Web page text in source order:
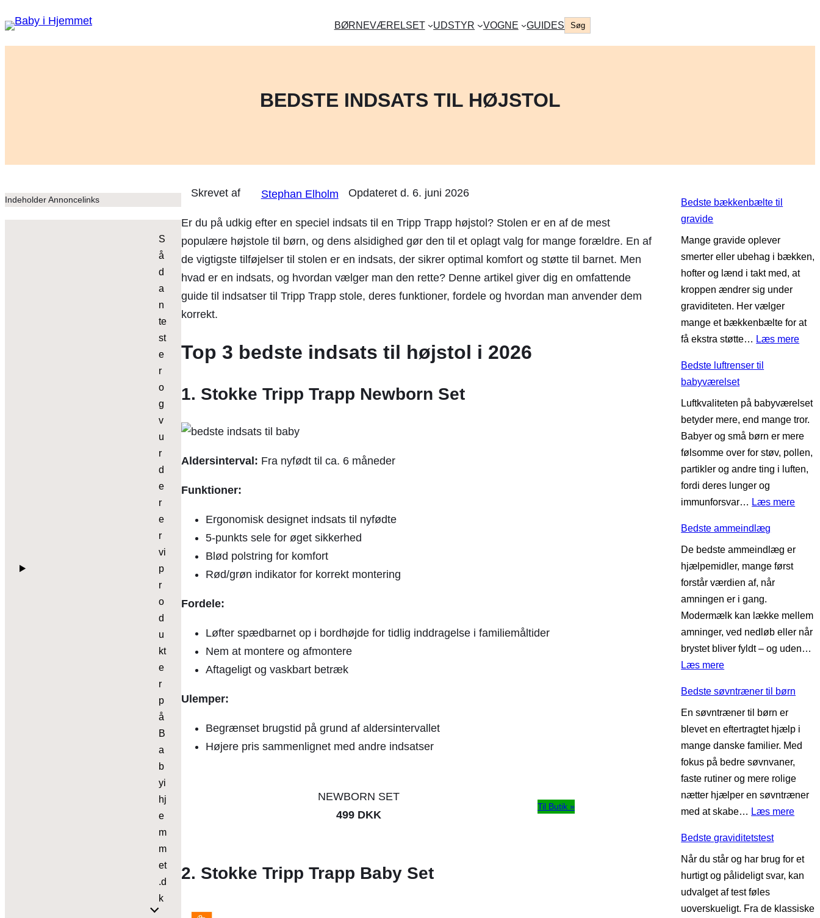
BØRNEVÆRELSET UDSTYR VOGNE GUIDES Søg
Søg
BEDSTE INDSATS TIL HØJSTOL
Indeholder Annoncelinks
S
å
d
a
n
te
st
e
r
o
g
v
u
r
d
e
r
e
r
vi
p
r
o
d
u
kt
e
r
p
å
B
a
b
yi
hj
e
m
m
et
.d
k
Stephan Elholm Opdateret d. 6. juni 2026
Er du på udkig efter en speciel indsats til en Tripp Trapp højstol? Stolen er en af de mest
populære højstole til børn, og dens alsidighed gør den til et oplagt valg for mange forældre. En af
de vigtigste tilføjelser til stolen er en indsats, der sikrer optimal komfort og støtte til barnet. Men
hvad er en indsats, og hvordan vælger man den rette? Denne artikel giver dig en omfattende
guide til indsatser til Tripp Trapp stole, deres funktioner, fordele og hvordan man anvender dem
korrekt.
Top 3 bedste indsats til højstol i 2026
1. Stokke Tripp Trapp Newborn Set
Aldersinterval: Fra nyfødt til ca. 6 måneder
Funktioner:
Ergonomisk designet indsats til nyfødte
5-punkts sele for øget sikkerhed
Blød polstring for komfort
Rød/grøn indikator for korrekt montering
Fordele:
Løfter spædbarnet op i bordhøjde for tidlig inddragelse i familiemåltider
Nem at montere og afmontere
Aftageligt og vaskbart betræk
Ulemper:
Begrænset brugstid på grund af aldersintervallet
Højere pris sammenlignet med andre indsatser
NEWBORN SET
499 DKK
Til Butik »
2. Stokke Tripp Trapp Baby Set
Bedste bækkenbælte til
gravide
Mange gravide oplever
smerter eller ubehag i bækken,
hofter og lænd i takt med, at
kroppen ændrer sig under
graviditeten. Her vælger
mange et bækkenbælte for at
få ekstra støtte… Læs mere:
s
t
e
b
æ
e
t
i
v
i
Bedste luftrenser til
babyværelset
Luftkvaliteten på babyværelset
betyder mere, end mange tror.
Babyer og små børn er mere
følsomme over for støv, pollen,
partikler og andre ting i luften,
fordi deres lunger og
immunforsvar… Læs mere:
d
l
u
f
e
s
e
t
i
l
b
y
æ
Bedste ammeindlæg
De bedste ammeindlæg er
hjælpemidler, mange først
forstår værdien af, når
amningen er i gang.
Modermælk kan lække mellem
amninger, ved nedløb eller når
brystet bliver fyldt – og uden…
Læs mere:
e
d
s
t
e
a
m
m
i
n
d
l
æ
Bedste søvntræner til børn
En søvntræner til børn er
blevet en eftertragtet hjælp i
mange danske familier. Med
fokus på bedre søvnvaner,
faste rutiner og mere rolige
nætter hjælper en søvntræner
med at skabe… Læs mere:
d
s
e
Bedste graviditetstest
Når du står og har brug for et
hurtigt og pålideligt svar, kan
udvalget af test føles
uoverskueligt. Fra de klassiske